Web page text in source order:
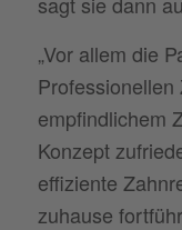
„Vor allem die
empfindlichem
Konzept
effiziente
zuhause